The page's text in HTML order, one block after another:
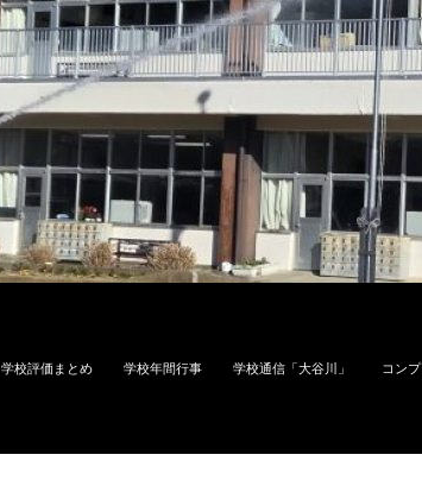
学校評価まとめ 学校年間行事 学校通信「大谷川」 コン